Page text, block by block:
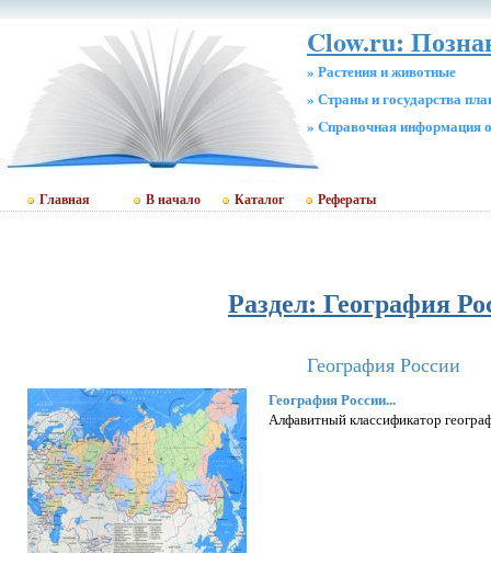
Clow.ru:
» Растения и животные
» Страны и государства
» Cправочная информация
Главная В начало Каталог Рефераты
Раздел: География
География России
География России...
Алфавитный классификатор